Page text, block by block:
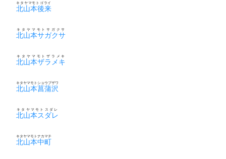
北山本後来
キタヤマモトゴライ
北山本サガクサ
キタヤマモトサガクサ
北山本ザラメキ
キタヤマモトザラメキ
北山本菖蒲沢
キタヤマモトショウブザワ
北山本スダレ
キタヤマモトスダレ
北山本中町
キタヤマモトナカマチ